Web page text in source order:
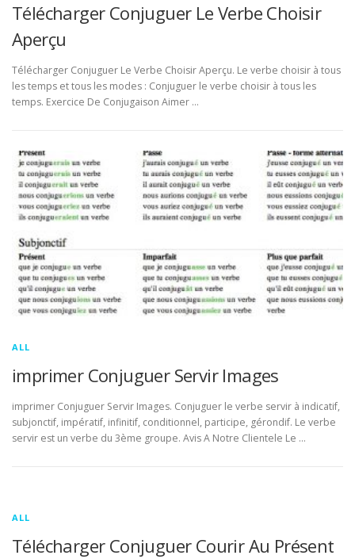
Télécharger Conjuguer Le Verbe Choisir
Aperçu
Télécharger Conjuguer Le Verbe Choisir Aperçu. Le verbe choisir à tous
les temps et tous les modes : Conjuguer le verbe choisir à tous les
temps. Exercice De Conjugaison Aimer …
ALL
imprimer Conjuguer Servir Images
imprimer Conjuguer Servir Images. Conjuguer le verbe servir à indicatif,
subjonctif, impératif, infinitif, conditionnel, participe, gérondif. Le verbe
servir est un verbe du 3ème groupe. Avis A Notre Clientele Le …
ALL
Télécharger Conjuguer Courir Au Présent